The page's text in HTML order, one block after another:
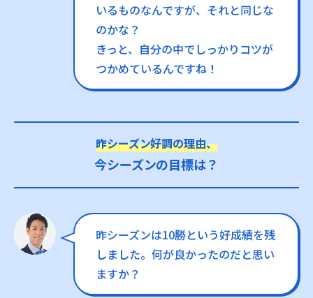
いるものなんですが、それと同じな
のかな？
きっと、自分の中でしっかりコツが
つかめているんですね！
昨シーズン好調の理由、
今シーズンの目標は？
昨シーズンは10勝という好成績を残
しました。何が良かったのだと思い
ますか？